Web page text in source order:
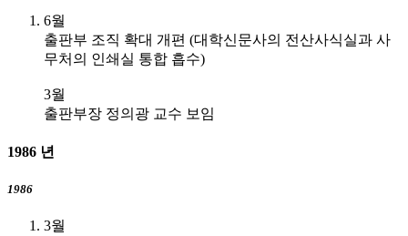
6월
출판부 조직 확대 개편 (대학신문사의 전산사식실과 사
무처의 인쇄실 통합 흡수)
3월
출판부장 정의광 교수 보임
1986 년
1986
3월